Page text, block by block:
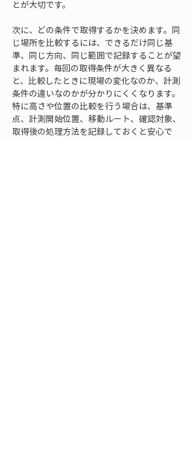
とが大切です。
次に、どの条件で取得するかを決めます。同
じ場所を比較するには、できるだけ同じ基
準、同じ方向、同じ範囲で記録することが望
まれます。毎回の取得条件が大きく異なる
と、比較したときに現場の変化なのか、計測
条件の違いなのかが分かりにくくなります。
特に高さや位置の比較を行う場合は、基準
点、計測開始位置、移動ルート、確認対象、
取得後の処理方法を記録しておくと安心で